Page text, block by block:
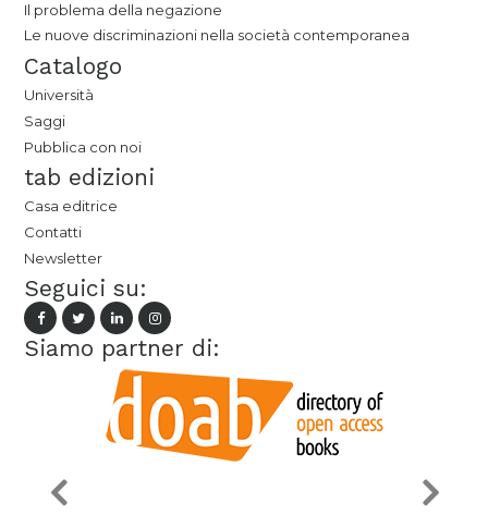
Il problema della negazione
Le nuove discriminazioni nella società contemporanea
Catalogo
Università
Saggi
Pubblica con noi
tab edizioni
Casa editrice
Contatti
Newsletter
Seguici su:
Siamo partner di: